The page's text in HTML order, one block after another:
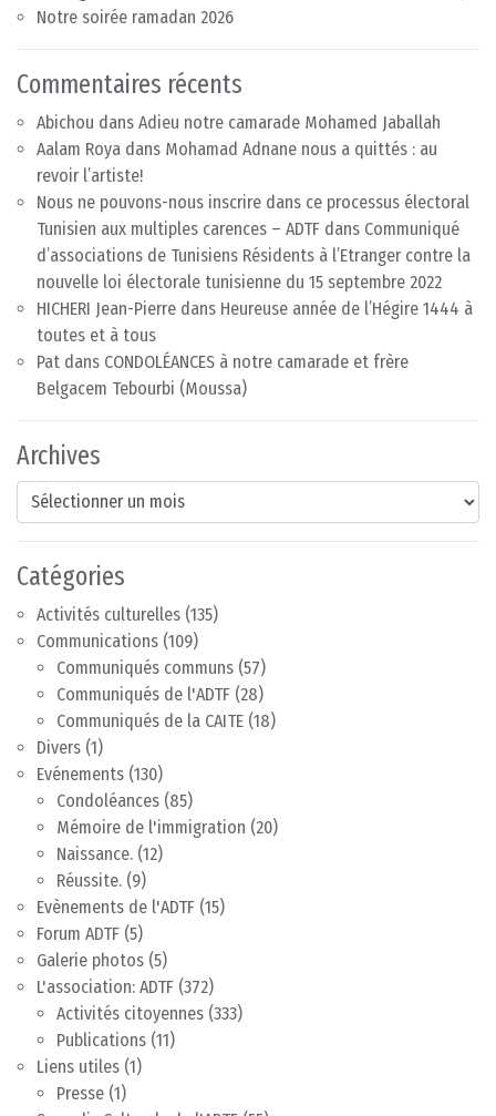
Notre soirée ramadan 2026
Commentaires récents
Abichou dans Adieu notre camarade Mohamed Jaballah
Aalam Roya dans Mohamad Adnane nous a quittés : au
revoir l’artiste!
Nous ne pouvons-nous inscrire dans ce processus électoral
Tunisien aux multiples carences – ADTF dans Communiqué
d’associations de Tunisiens Résidents à l’Etranger contre la
nouvelle loi électorale tunisienne du 15 septembre 2022
HICHERI Jean-Pierre dans Heureuse année de l’Hégire 1444 à
toutes et à tous
Pat dans CONDOLÉANCES à notre camarade et frère
Belgacem Tebourbi (Moussa)
Archives
Archives
Catégories
Activités culturelles (135)
Communications (109)
Communiqués communs (57)
Communiqués de l'ADTF (28)
Communiqués de la CAITE (18)
Divers (1)
Evénements (130)
Condoléances (85)
Mémoire de l'immigration (20)
Naissance. (12)
Réussite. (9)
Evènements de l'ADTF (15)
Forum ADTF (5)
Galerie photos (5)
L'association: ADTF (372)
Activités citoyennes (333)
Publications (11)
Liens utiles (1)
Presse (1)